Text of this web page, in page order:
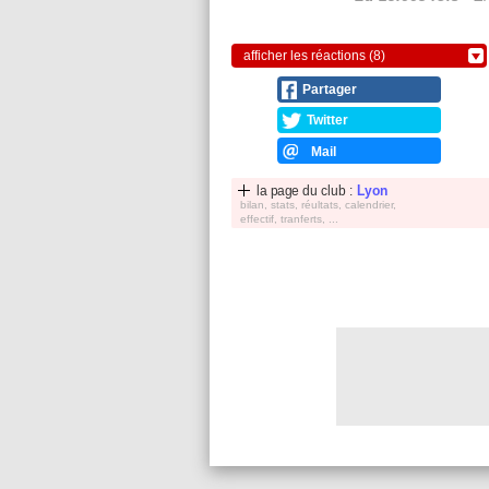
afficher les réactions (8)
Partager
Twitter
Mail
la page du club : Lyon
bilan, stats, réultats, calendrier,
effectif, tranferts, ...